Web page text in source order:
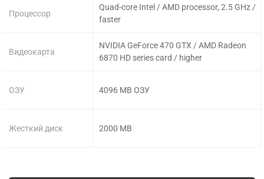
Процессор
Видеокарта
ОЗУ
Жесткий диск
Quad-core Intel / AMD processor, 2.5 GHz /
faster
NVIDIA GeForce 470 GTX / AMD Radeon
6870 HD series card / higher
4096 MB ОЗУ
2000 MB